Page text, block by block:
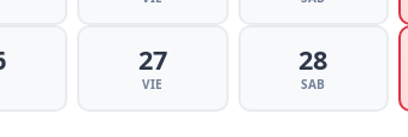
27
VIE
28
SAB